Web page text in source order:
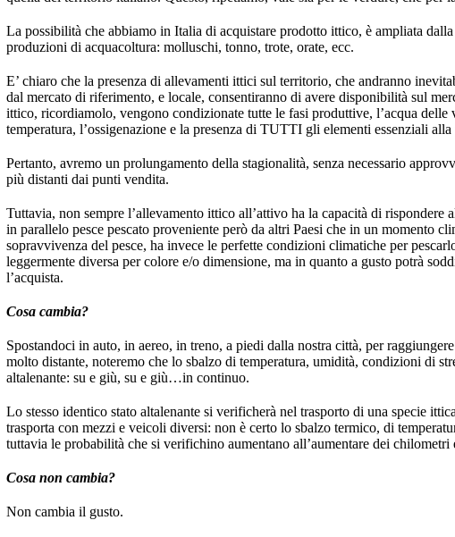
La possibilità che abbiamo in Italia di acquistare prodotto ittico, è ampliata
produzioni di acquacoltura: molluschi, tonno, trote, orate, ecc.
E’ chiaro che la presenza di allevamenti ittici sul territorio, che andranno
dal mercato di riferimento, e locale, consentiranno di avere disponibilità sul
ittico, ricordiamolo, vengono condizionate tutte le fasi produttive, l’acqua
temperatura, l’ossigenazione e la presenza di TUTTI gli elementi essenziali
Pertanto, avremo un prolungamento della stagionalità, senza necessario
più distanti dai punti vendita.
Tuttavia, non sempre l’allevamento ittico all’attivo ha la capacità di rispondere
in parallelo pesce pescato proveniente però da altri Paesi che in un momento
sopravvivenza del pesce, ha invece le perfette condizioni climatiche per
leggermente diversa per colore e/o dimensione, ma in quanto a gusto potrà
l’acquista.
Cosa cambia?
Spostandoci in auto, in aereo, in treno, a piedi dalla nostra città, per
molto distante, noteremo che lo sbalzo di temperatura, umidità, condizioni di
altalenante: su e giù, su e giù…in continuo.
Lo stesso identico stato altalenante si verificherà nel trasporto di una specie
trasporta con mezzi e veicoli diversi: non è certo lo sbalzo termico, di
tuttavia le probabilità che si verifichino aumentano all’aumentare dei
Cosa non cambia?
Non cambia il gusto.